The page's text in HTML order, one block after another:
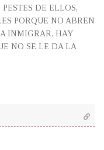
DE ELLOS,
PORQUE NO ABREN
INMIGRAR, HAY
NO SE LE DA LA